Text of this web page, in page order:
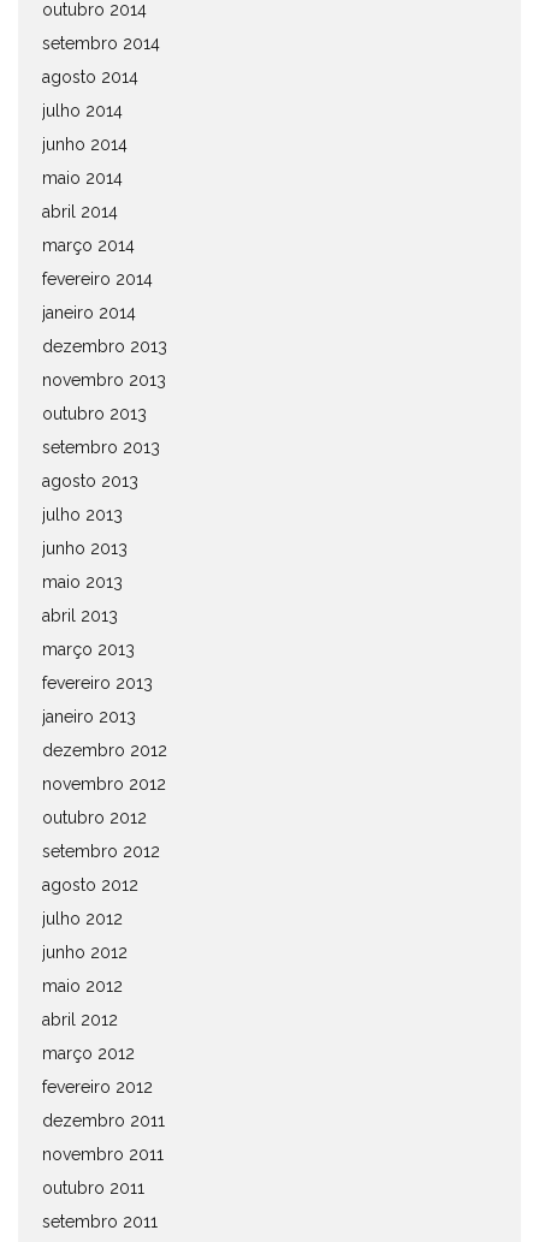
outubro 2014
setembro 2014
agosto 2014
julho 2014
junho 2014
maio 2014
abril 2014
março 2014
fevereiro 2014
janeiro 2014
dezembro 2013
novembro 2013
outubro 2013
setembro 2013
agosto 2013
julho 2013
junho 2013
maio 2013
abril 2013
março 2013
fevereiro 2013
janeiro 2013
dezembro 2012
novembro 2012
outubro 2012
setembro 2012
agosto 2012
julho 2012
junho 2012
maio 2012
abril 2012
março 2012
fevereiro 2012
dezembro 2011
novembro 2011
outubro 2011
setembro 2011